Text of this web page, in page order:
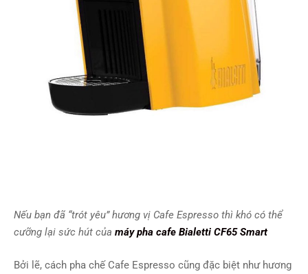
Nếu bạn đã “trót yêu” hương vị Cafe Espresso thì khó có thể
cưỡng lại sức hút của máy pha cafe Bialetti CF65 Smart
Bởi lẽ, cách pha chế Cafe Espresso cũng đặc biệt như hương